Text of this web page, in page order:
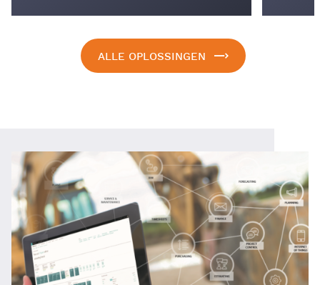
ALLE OPLOSSINGEN